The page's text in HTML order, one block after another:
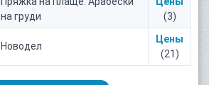
на груди
(3)
Новодел
Цены
(21)